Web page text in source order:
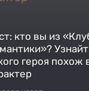
кто вы из
героя похож